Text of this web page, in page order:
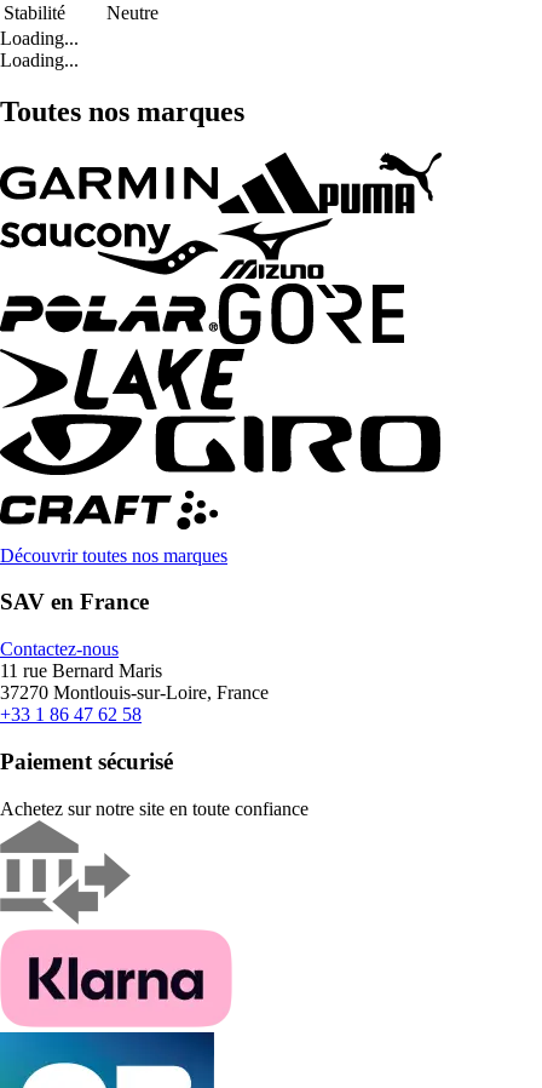
Stabilité
Neutre
Loading...
Loading...
Toutes nos marques
Découvrir toutes nos marques
SAV en France
Contactez-nous
11 rue Bernard Maris
37270 Montlouis-sur-Loire, France
+33 1 86 47 62 58
Paiement sécurisé
Achetez sur notre site en toute confiance